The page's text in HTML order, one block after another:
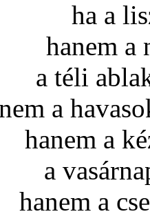
ha a
hanem a
a téli
a
hanem a
a
hanem a